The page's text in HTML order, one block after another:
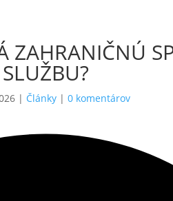
ZAHRANIČNÚ
SLUŽBU?
| Články |0 komentárov